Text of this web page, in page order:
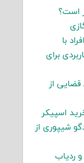
است؟
با
برای
از
اسپیکر
شیپوری از
ردیاب